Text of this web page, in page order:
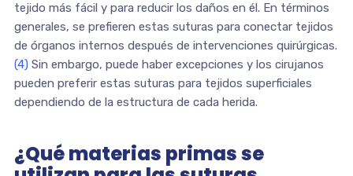
tejido más fácil y para reducir los daños en él. En términos
generales, se prefieren estas suturas para conectar tejidos
de órganos internos después de intervenciones quirúrgicas.
(4) Sin embargo, puede haber excepciones y los cirujanos
pueden preferir estas suturas para tejidos superficiales
dependiendo de la estructura de cada herida.
¿Qué materias primas se